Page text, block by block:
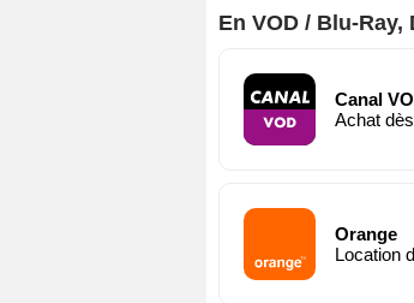
En VOD / Blu-Ray,
Canal
Achat
Orange
Location